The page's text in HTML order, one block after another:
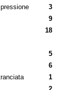
3
9
18
5
6
1